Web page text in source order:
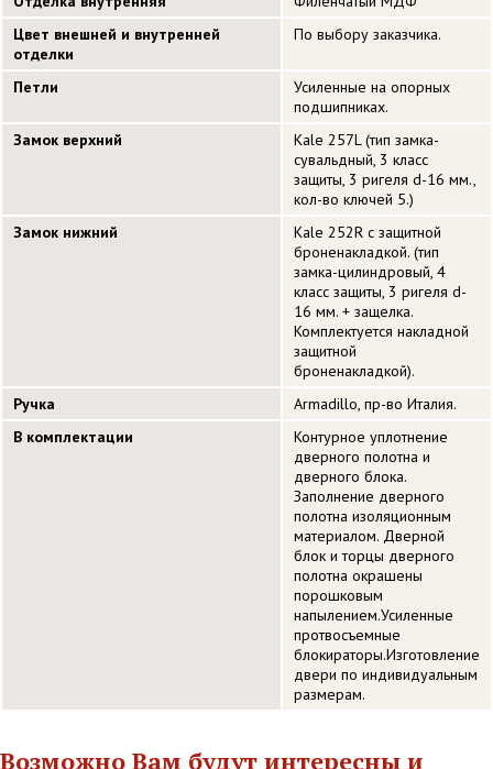
Цвет внешней и внутренней
отделки
По выбору заказчика.
Петли
Усиленные на опорных
подшипниках.
Замок верхний
Kale 257L (тип замка-
сувальдный, 3 класс
защиты, 3 ригеля d-16 мм.,
кол-во ключей 5.)
Замок нижний
Kale 252R с защитной
броненакладкой. (тип
замка-цилиндровый, 4
класс защиты, 3 ригеля d-
16 мм. + защелка.
Комплектуется накладной
защитной
броненакладкой).
Ручка
Armadillo, пр-во Италия.
В комплектации
Контурное уплотнение
дверного полотна и
дверного блока.
Заполнение дверного
полотна изоляционным
материалом. Дверной
блок и торцы дверного
полотна окрашены
порошковым
напылением.Усиленные
протвосъемные
блокираторы.Изготовление
двери по индивидуальным
размерам.
Возможно Вам будут интересны и